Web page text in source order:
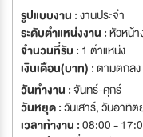
สุขภาพแบบใกล้ชิดเป็นรายบุ
บริการอย่างครบวงจร ยิ่งไป
แนวคิดใหม่ในการรักษาสุขภ
และวางแผนการดำเนินชีวิตก่
อย่างเต็มคุณค่า เพื่อเป็นการ
เอส ยู เฮลท์ แคร์... แนวคิดใ
Healthcare, Total
รูปแบบงาน :งานประจำ
ระดับตำแหน่งงาน :หัวหน้า
จำนวนที่รับ : 1 ตำแหน่ง
เงินเดือน(บาท) :ตามตกลง
วันทำงาน :จันทร์-ศุกร์
วันหยุด :วันเสาร์,วันอาทิต
เวลาทำงาน :08:00 -